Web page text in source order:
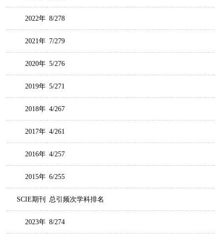
2022年 8/278
2021年 7/279
2020年 5/276
2019年 5/271
2018年 4/267
2017年 4/261
2016年 4/257
2015年 6/255
SCIE期刊 总引频次学科排名
2023年 8/274